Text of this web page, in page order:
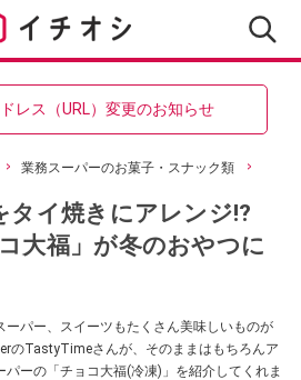
レス（URL）変更のお知らせ
業務スーパーのお菓子・スナック類
タイ焼きにアレンジ⁉
大福」が冬のおやつに
ーパー、スイーツもたくさん美味しいものが
のTastyTimeさんが、そのままはもちろんア
ーの「チョコ大福(冷凍)」を紹介してくれま